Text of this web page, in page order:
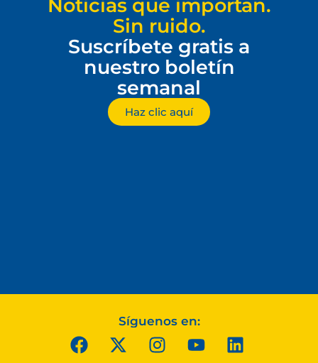
Noticias que importan.
Sin ruido.
Suscríbete gratis a
nuestro boletín
semanal
Haz clic aquí
Síguenos en: